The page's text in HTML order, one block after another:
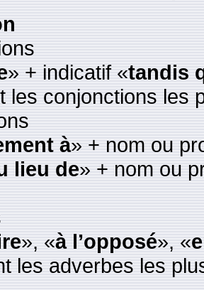
» + indicatif «tandis
les conjonctions les
à» + nom ou
lieu de» + nom ou
», «à l’opposé», «
les adverbes les